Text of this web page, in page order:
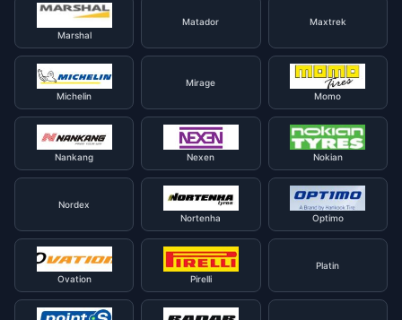
Marshal
Matador Maxtrek
Michelin
Mirage
Momo
Nankang Nexen Nokian
Nordex
Nortenha
Optimo
Ovation Pirelli
Platin